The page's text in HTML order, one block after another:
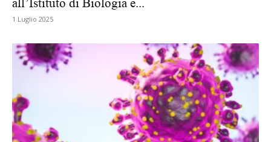
all’Istituto di Biologia e...
1 Luglio 2025